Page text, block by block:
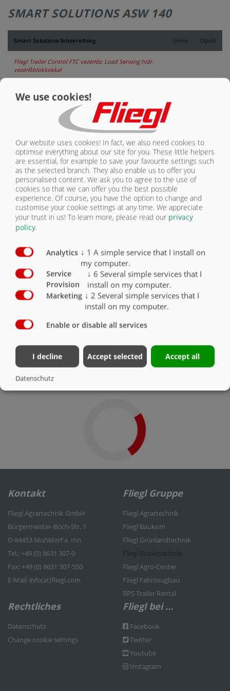
RÓLUNK
KAPCSOLAT
SMART SOLUTIONS ASW 140
Smart Solutions felszereltség Széria Opció
Fliegl Trailer Control FTC vezérlés: Load Sensing hidr.
vezérlőblokkokkal
A3 univerzális terminál 4,3-os színes érintőképernyő 8
kezelőgombbal, görgetőkerékkel
CCI-50 ISOBUS univerzális terminál, 5.6"-os színes
érintőképernyővel, 12 kezelő gombbal
CCI-200 ISOBUS univerzális terminál, 8.4"-os színes
érintőképernyővel, 12 kezelő gombbal
Kontakt
Fliegl Agrartechnik GmbH
Bürgermeister-Boch-Str. 1
D-84453 Mühldorf a. Inn
Tel.: +49 (0) 8631 307-0
Fax: +49 (0) 8631 307-550
E-Mail: info(at)fliegl.com
Fliegl Gruppe
Fliegl Agrartechnik
Fliegl Baukom
Fliegl Grünlandtechnik
Fliegl Dosiertechnik
Fliegl Agro-Center
Fliegl Fahrzeugbau
RPS Trailer Rental
Rechtliches
Datenschutz
Change cookie settings
Fliegl bei …
Facebook
Twitter
Youtube
Instagram
We use cookies!
Our website uses cookies! In fact, we also need cookies to
optimise everything about our site for you. These little helpers
are essential, for example to save your favourite settings such
as the selected branch. They also enable us to offer you
personalised content. We ask you to agree to the use of
cookies so that we can offer you the best possible
experience. Of course, you have the option to change and
customise your cookie settings at any time. We appreciate
your trust in us! To learn more, please read our privacy
policy.
Analytics ↓ 1 A simple service that I install on
my computer.
Service
Provision
↓ 6 Several simple services that I
install on my computer.
Marketing ↓ 2 Several simple services that I
install on my computer.
Enable or disable all services
I decline Accept selected Accept all
Datenschutz